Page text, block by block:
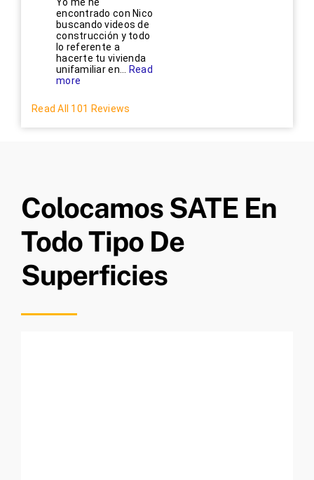
Yo me he
encontrado con Nico
buscando videos de
construcción y todo
lo referente a
hacerte tu vivienda
unifamiliar en... Read
more
Read All 101 Reviews
Colocamos SATE En
Todo Tipo De
Superficies